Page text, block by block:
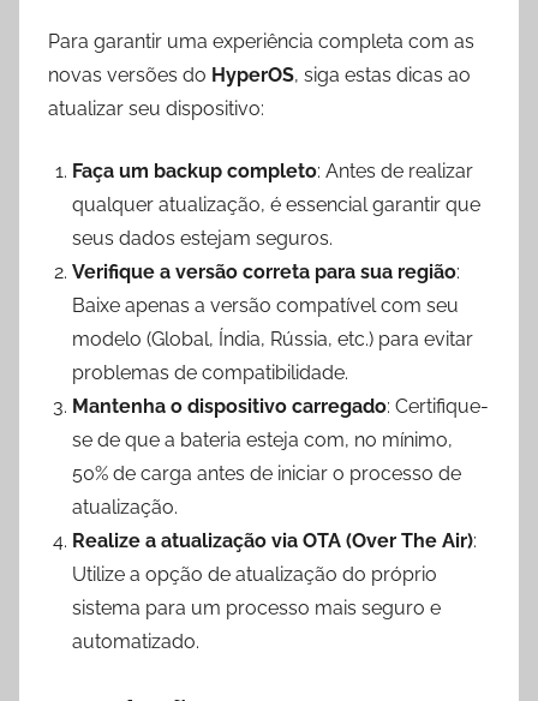
Para garantir uma experiência completa com as
novas versões do HyperOS, siga estas dicas ao
atualizar seu dispositivo:
Faça um backup completo: Antes de realizar
qualquer atualização, é essencial garantir que
seus dados estejam seguros.
Verifique a versão correta para sua região:
Baixe apenas a versão compatível com seu
modelo (Global, Índia, Rússia, etc.) para evitar
problemas de compatibilidade.
Mantenha o dispositivo carregado: Certifique-
se de que a bateria esteja com, no mínimo,
50% de carga antes de iniciar o processo de
atualização.
Realize a atualização via OTA (Over The Air):
Utilize a opção de atualização do próprio
sistema para um processo mais seguro e
automatizado.